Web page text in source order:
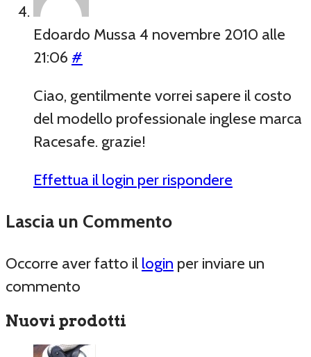
Edoardo Mussa 4 novembre 2010 alle
21:06 #
Ciao, gentilmente vorrei sapere il costo
del modello professionale inglese marca
Racesafe. grazie!
Effettua il login per rispondere
Lascia un Commento
Occorre aver fatto il login per inviare un
commento
Nuovi prodotti